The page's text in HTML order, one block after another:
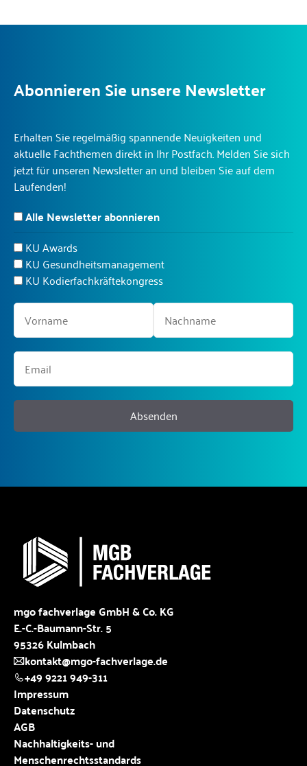
Abonnieren Sie unsere Newsletter
Erhalten Sie regelmäßig spannende Neuigkeiten und
aktuelle Fachthemen direkt in Ihr Postfach. Melden Sie sich
jetzt für unseren Newsletter an und bleiben Sie auf dem
Laufenden!
Alle Newsletter abonnieren
KU Awards
KU Gesundheitsmanagement
KU Kodierfachkräftekongress
Absenden
mgo fachverlage GmbH & Co. KG
E.-C.-Baumann-Str. 5
95326 Kulmbach
kontakt@mgo-fachverlage.de
+49 9221 949-311
Impressum
Datenschutz
AGB
Nachhaltigkeits- und
Menschenrechtsstandards